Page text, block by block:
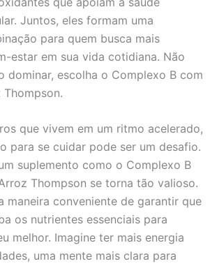
Juntos, eles formam uma
para quem busca mais
estar em sua vida cotidiana. Não
dominar, escolha o Complexo B com
que vivem em um ritmo acelerado,
para se cuidar pode ser um desafio.
suplemento como o Complexo B
Thompson se torna tão valioso.
maneira conveniente de garantir que
os nutrientes essenciais para
melhor. Imagine ter mais energia
uma mente mais clara para